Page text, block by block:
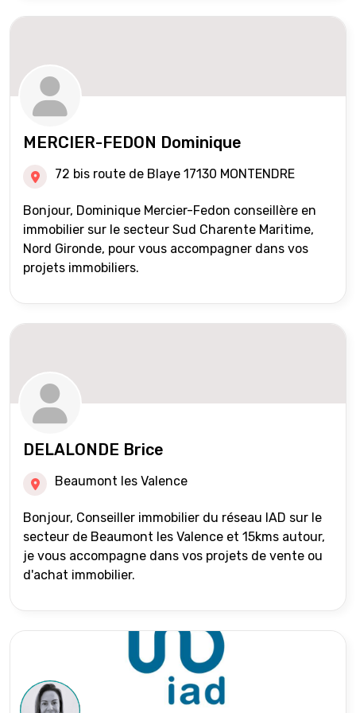
MERCIER-FEDON Dominique
72 bis route de Blaye 17130 MONTENDRE
Bonjour, Dominique Mercier-Fedon conseillère en
immobilier sur le secteur Sud Charente Maritime,
Nord Gironde, pour vous accompagner dans vos
projets immobiliers.
DELALONDE Brice
Beaumont les Valence
Bonjour, Conseiller immobilier du réseau IAD sur le
secteur de Beaumont les Valence et 15kms autour,
je vous accompagne dans vos projets de vente ou
d'achat immobilier.